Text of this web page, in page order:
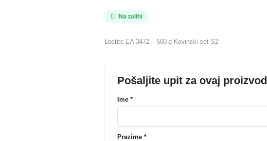
Na zalihi
Loctite EA 3472 – 500 g Kovinski set S2
Pošaljite upit za ovaj proizvod
Ime *
Prezime *